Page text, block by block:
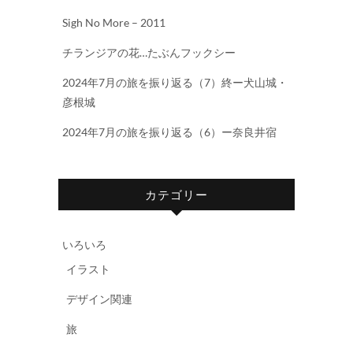
Sigh No More – 2011
チランジアの花…たぶんフックシー
2024年7月の旅を振り返る（7）終ー犬山城・
彦根城
2024年7月の旅を振り返る（6）ー奈良井宿
カテゴリー
いろいろ
イラスト
デザイン関連
旅